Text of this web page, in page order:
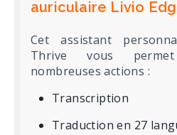
auriculaire Livio
Cet assistant
Thrive vous
nombreuses actions :
Transcription
Traduction en 27